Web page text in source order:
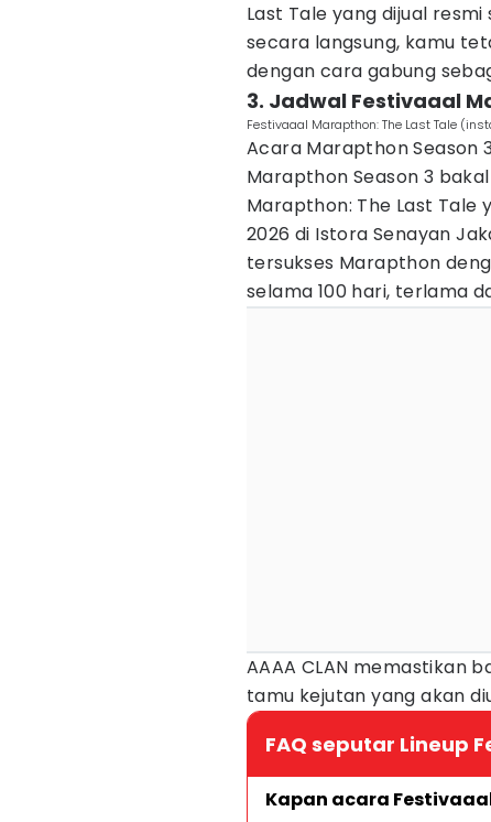
Last Tale yang dijual
secara langsung, kamu
dengan cara gabung
3. Jadwal Festivaaal
Festivaaal Marapthon: The Last Tale
Acara Marapthon Season
Marapthon Season 3
Marapthon: The Last Tale
2026 di Istora Senayan
tersukses Marapthon
selama 100 hari, terlama
AAAA CLAN memastikan
tamu kejutan yang akan
FAQ seputar Lineup
Kapan acara